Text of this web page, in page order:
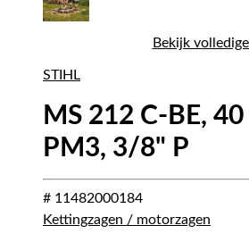
Bekijk
STIHL
MS 212 C-BE, 40
PM3, 3/8" P
# 11482000184
Kettingzagen / motorzagen